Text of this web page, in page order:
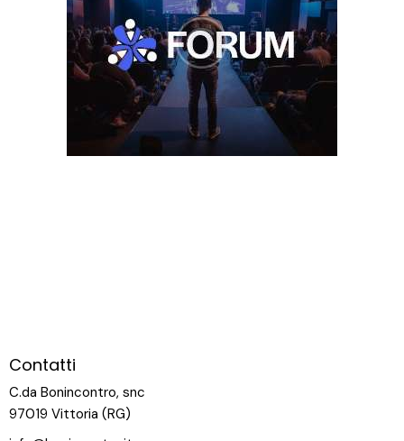
Contatti
C.da Bonincontro, snc
97019 Vittoria (RG)